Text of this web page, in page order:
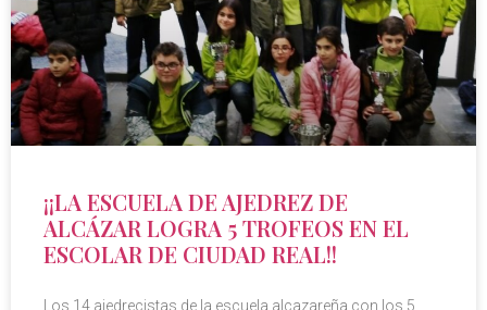
¡¡LA ESCUELA DE AJEDREZ DE
ALCÁZAR LOGRA 5 TROFEOS EN EL
ESCOLAR DE CIUDAD REAL!!
Los 14 ajedrecistas de la escuela alcazareña con los 5